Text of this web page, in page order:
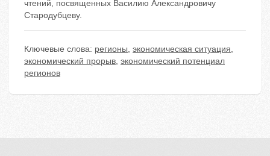
чтений, посвященных Василию Александровичу
Стародубцеву.
Ключевые слова: регионы, экономическая ситуация,
экономический прорыв, экономический потенциал
регионов